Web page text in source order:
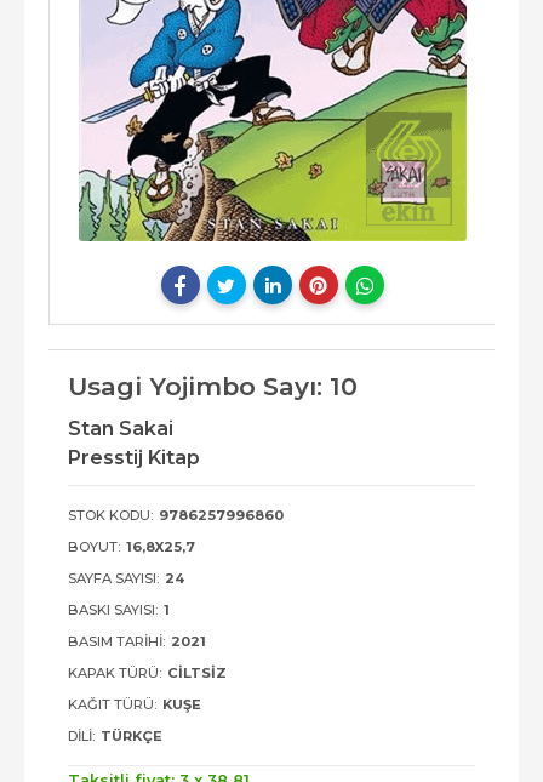
Usagi Yojimbo Sayı: 10
Stan Sakai
Presstij Kitap
STOK KODU: 9786257996860
BOYUT: 16,8X25,7
SAYFA SAYISI: 24
BASKI SAYISI: 1
BASIM TARIHI: 2021
KAPAK TÜRÜ: CILTSIZ
KAĞIT TÜRÜ: KUŞE
DILI: TÜRKÇE